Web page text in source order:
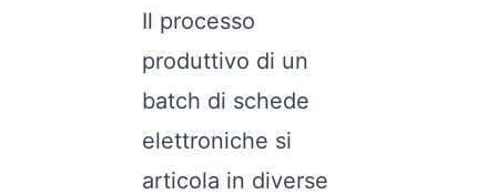
Il processo
produttivo di un
batch di schede
elettroniche si
articola in diverse